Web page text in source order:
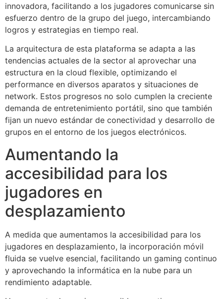
innovadora, facilitando a los jugadores comunicarse sin
esfuerzo dentro de la grupo del juego, intercambiando
logros y estrategias en tiempo real.
La arquitectura de esta plataforma se adapta a las
tendencias actuales de la sector al aprovechar una
estructura en la cloud flexible, optimizando el
performance en diversos aparatos y situaciones de
network. Estos progresos no solo cumplen la creciente
demanda de entretenimiento portátil, sino que también
fijan un nuevo estándar de conectividad y desarrollo de
grupos en el entorno de los juegos electrónicos.
Aumentando la
accesibilidad para los
jugadores en
desplazamiento
A medida que aumentamos la accesibilidad para los
jugadores en desplazamiento, la incorporación móvil
fluida se vuelve esencial, facilitando un gaming continuo
y aprovechando la informática en la nube para un
rendimiento adaptable.